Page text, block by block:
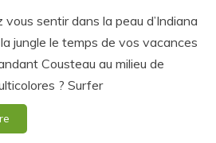
vous sentir dans la peau d’Indiana
jungle le temps de vos vacances
Cousteau au milieu de
? Surfer